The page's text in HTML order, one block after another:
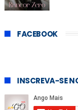
FACEBOOK
INSCREVA-SE